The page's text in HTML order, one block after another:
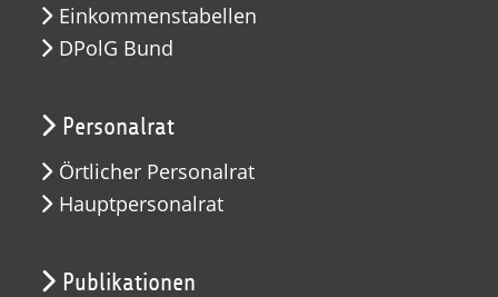
Einkommenstabellen
DPolG Bund
Personalrat
Örtlicher Personalrat
Hauptpersonalrat
Publikationen